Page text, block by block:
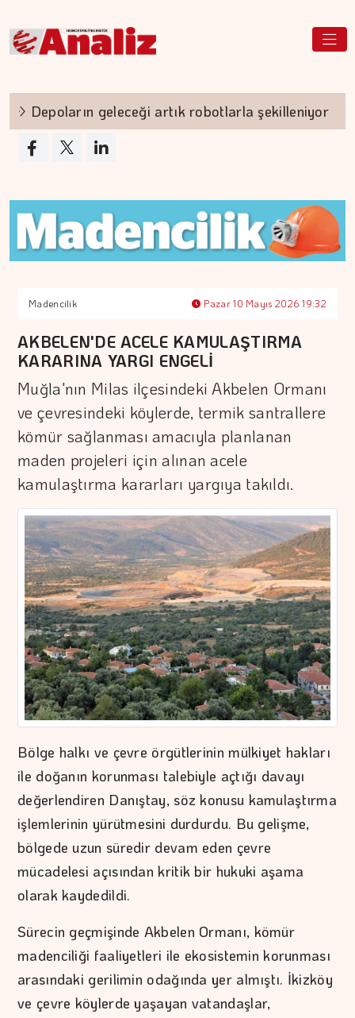
Depoların geleceği artık robotlarla şekilleniyor
Madencilik Pazar 10 Mayıs 2026 19:32
AKBELEN'DE ACELE KAMULAŞTIRMA
KARARINA YARGI ENGELİ
Muğla'nın Milas ilçesindeki Akbelen Ormanı
ve çevresindeki köylerde, termik santrallere
kömür sağlanması amacıyla planlanan
maden projeleri için alınan acele
kamulaştırma kararları yargıya takıldı.
Bölge halkı ve çevre örgütlerinin mülkiyet hakları
ile doğanın korunması talebiyle açtığı davayı
değerlendiren Danıştay, söz konusu kamulaştırma
işlemlerinin yürütmesini durdurdu. Bu gelişme,
bölgede uzun süredir devam eden çevre
mücadelesi açısından kritik bir hukuki aşama
olarak kaydedildi.
Sürecin geçmişinde Akbelen Ormanı, kömür
madenciliği faaliyetleri ile ekosistemin korunması
arasındaki gerilimin odağında yer almıştı. İkizköy
ve çevre köylerde yaşayan vatandaşlar,